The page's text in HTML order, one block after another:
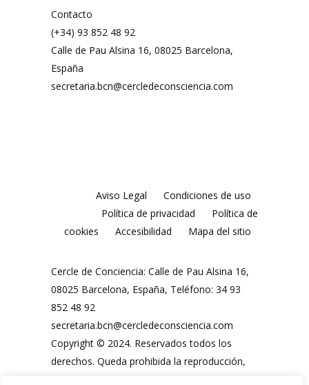
Contacto
(+34) 93 852 48 92
Calle de Pau Alsina 16, 08025 Barcelona,
España
secretaria.bcn@cercledeconsciencia.com
Aviso Legal
Condiciones de uso
Política de privacidad
Política de
cookies
Accesibilidad Mapa del sitio
Cercle de Conciencia: Calle de Pau Alsina 16,
08025 Barcelona, España, Teléfono: 34 93
852 48 92
secretaria.bcn@cercledeconsciencia.com
Copyright © 2024. Reservados todos los
derechos. Queda prohibida la reproducción,